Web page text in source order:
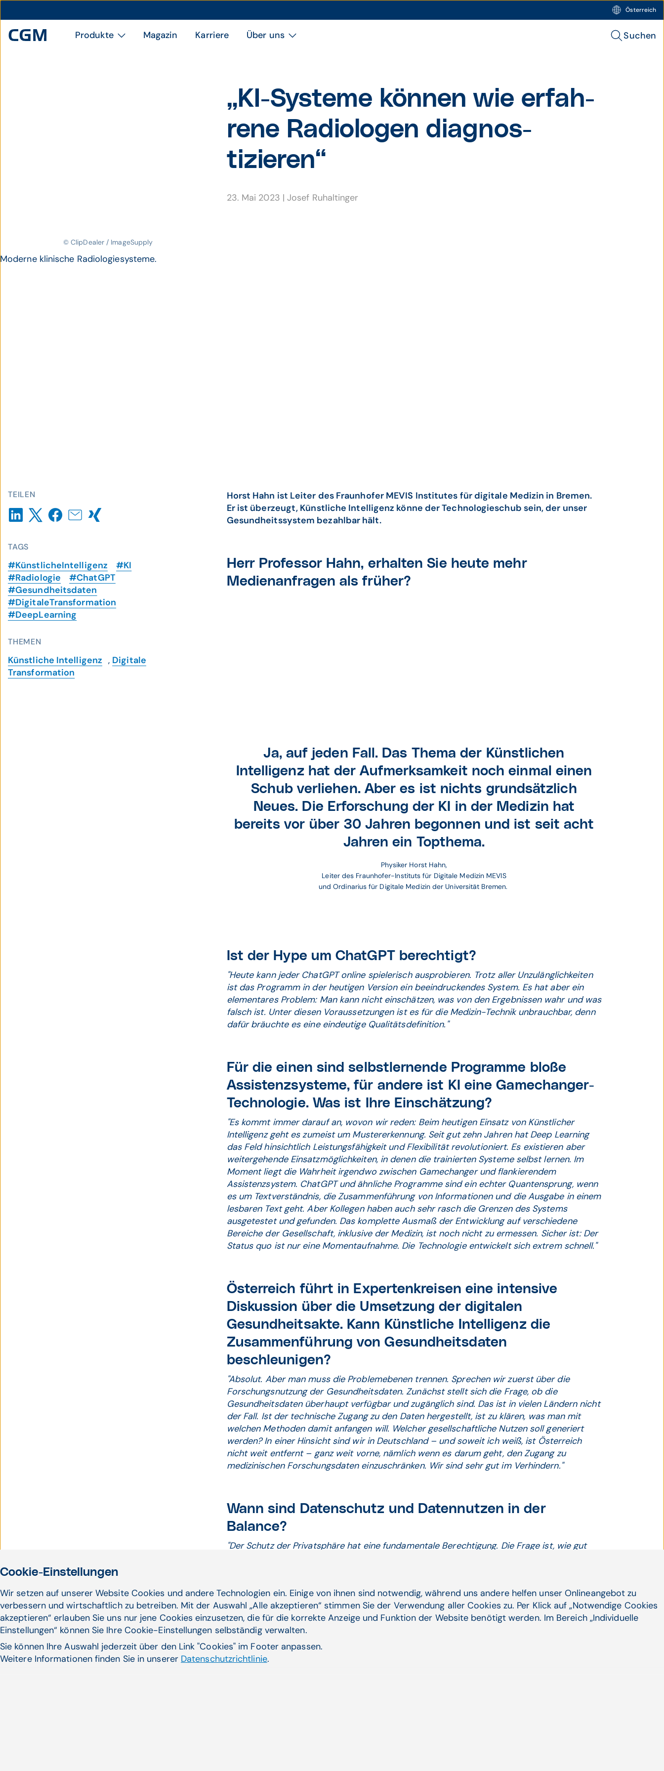
Österreich
Produkte Magazin Karriere Über uns Suchen
„KI-Systeme können wie erfah­
rene Radio­logen diagnos­
tizieren“
23. Mai 2023 |Josef Ruhaltinger
© ClipDealer / ImageSupply
Moderne klinische Radiologiesysteme.
TEILEN
TAGS
#KünstlicheIntelligenz
#KI
#Radiologie
#ChatGPT
#Gesundheitsdaten
#DigitaleTransformation
#DeepLearning
THEMEN
Künstliche Intelligenz , Digitale
Transformation
Horst Hahn ist Leiter des Fraunhofer MEVIS Institutes für digitale Medizin in Bremen.
Er ist überzeugt, Künstliche Intelligenz könne der Technologieschub sein, der unser
Gesundheitssystem bezahlbar hält.
Herr Professor Hahn, erhalten Sie heute mehr
Medienanfragen als früher?
Leiter des Fraunhofer-
Instituts für Digitale
Medizin MEVIS und
Ordinarius für Digitale
Medizin der Universität
Bremen.
Ja, auf jeden Fall. Das Thema der Künstlichen
Intelligenz hat der Aufmerksamkeit noch einmal einen
Schub verliehen. Aber es ist nichts grundsätzlich
Neues. Die Erforschung der KI in der Medizin hat
bereits vor über 30 Jahren begonnen und ist seit acht
Jahren ein Topthema.
Physiker Horst Hahn,
Leiter des Fraunhofer-Instituts für Digitale Medizin MEVIS
und Ordinarius für Digitale Medizin der Universität Bremen.
Ist der Hype um ChatGPT berechtigt?
"Heute kann jeder ChatGPT online spielerisch ausprobieren. Trotz aller Unzulänglichkeiten
ist das Programm in der heutigen Version ein beeindruckendes System. Es hat aber ein
elementares Problem: Man kann nicht einschätzen, was von den Ergebnissen wahr und was
falsch ist. Unter diesen Voraussetzungen ist es für die Medizin-Technik unbrauchbar, denn
dafür bräuchte es eine eindeutige Qualitätsdefinition."
Für die einen sind selbstlernende Program­me bloße
Assistenzsysteme, für andere ist KI eine Gamechanger-
Technologie. Was ist Ihre Einschätzung?
"Es kommt immer darauf an, wovon wir reden: Beim heutigen Einsatz von Künstlicher
Intelligenz geht es zumeist um Mustererkennung. Seit gut zehn Jahren hat Deep Learning
das Feld hinsichtlich Leistungsfähigkeit und Flexibilität revolutioniert. Es existieren aber
weitergehende Einsatzmöglichkeiten, in denen die trainierten Systeme selbst lernen. Im
Moment liegt die Wahrheit irgendwo zwischen Gamechanger und flankierendem
Assistenzsystem. ChatGPT und ähnliche Programme sind ein echter Quantensprung, wenn
es um Textverständnis, die Zusammenführung von Informationen und die Ausgabe in einem
lesbaren Text geht. Aber Kollegen haben auch sehr rasch die Grenzen des Systems
ausgetestet und gefunden. Das komplette Ausmaß der Entwicklung auf verschiedene
Bereiche der Gesellschaft, inklusive der Medizin, ist noch nicht zu ermessen. Sicher ist: Der
Status quo ist nur eine Momentaufnahme. Die Technologie entwickelt sich extrem schnell."
Österreich führt in Expertenkreisen eine intensive
Diskussion über die Umsetzung der digitalen
Gesundheitsakte. Kann Künstliche Intelligenz die
Zusammenführung von Gesundheitsdaten
beschleunigen?
"Absolut. Aber man muss die Problem­ebenen trennen. Sprechen wir zuerst über die
Forschungsnutzung der Gesundheitsdaten. Zunächst stellt sich die Frage, ob die
Gesundheitsdaten überhaupt verfügbar und zugänglich sind. Das ist in vielen Ländern nicht
der Fall. Ist der technische Zugang zu den Daten hergestellt, ist zu klären, was man mit
welchen Methoden damit anfangen will. Welcher gesellschaftliche Nutzen soll generiert
werden? In einer Hinsicht sind wir in Deutschland – und soweit ich weiß, ist Österreich
nicht weit entfernt – ganz weit vorne, nämlich wenn es darum geht, den Zugang zu
medizinischen Forschungsdaten einzuschränken. Wir sind sehr gut im Verhindern."
Wann sind Datenschutz und Datennutzen in der
Balance?
"Der Schutz der Privatsphäre hat eine fundamentale Berechtigung. Die Frage ist, wie gut
mit sehr hohen Vertragsstrafen. Aber in der dortigen Gesetzgebung herrscht viel größere
Klarheit, wie mit dem Anspruch auf Vertraulichkeit umzugehen ist und welche Kriterien
genau zu erfüllen sind. Diese Umstände sind in Deutschland Auslegungssache, die noch
dazu länderspezifisch unterschiedlich gehandhabt werden. Dies ist auch ein Grund, warum
die digitale Infrastruktur in Deutschland – und ich vermute auch in Österreich – nicht so
stark ausgebaut ist wie zum Beispiel in Dänemark, Schweden oder Estland."
Cookie-Einstellungen
Wir setzen auf unserer Website Cookies und andere Technologien ein. Einige von ihnen sind notwendig, während uns andere helfen unser Onlineangebot zu
verbessern und wirtschaftlich zu betreiben. Mit der Auswahl „Alle akzeptieren“ stimmen Sie der Verwendung aller Cookies zu. Per Klick auf „Notwendige Cookies
akzeptieren“ erlauben Sie uns nur jene Cookies einzusetzen, die für die korrekte Anzeige und Funktion der Website benötigt werden. Im Bereich „Individuelle
Einstellungen“ können Sie Ihre Cookie-Einstellungen selbständig verwalten.
Sie können Ihre Auswahl jederzeit über den Link "Cookies" im Footer anpassen.
Weitere Informationen finden Sie in unserer Datenschutzrichtlinie.